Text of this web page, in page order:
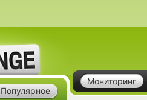
Мониторинг
Популярное